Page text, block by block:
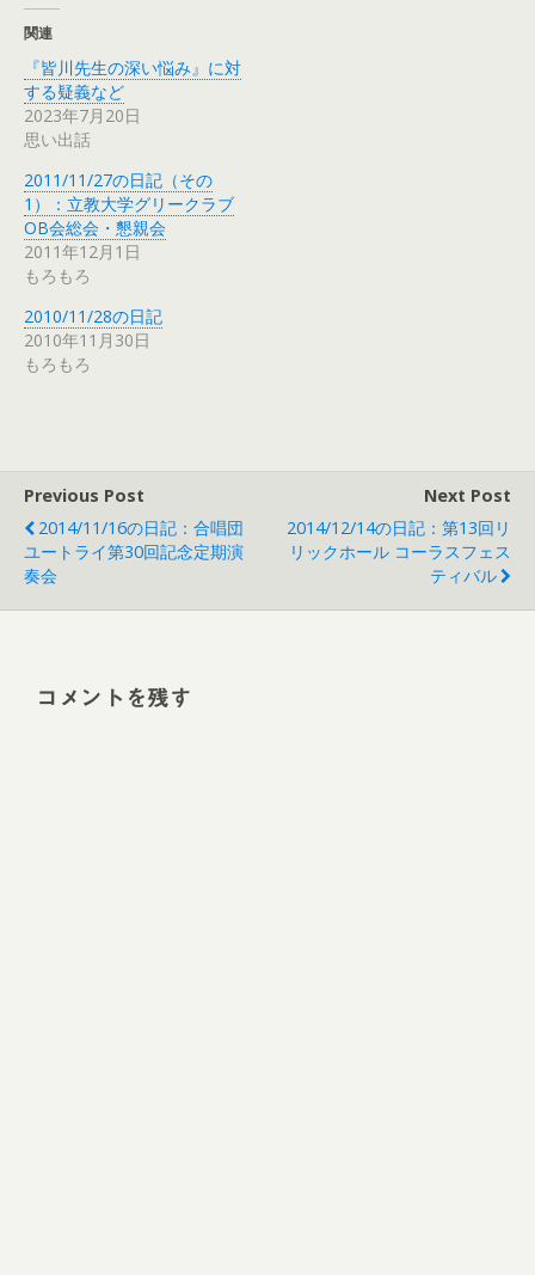
関連
『皆川先生の深い悩み』に対
する疑義など
2023年7月20日
思い出話
2011/11/27の日記（その
1）：立教大学グリークラブ
OB会総会・懇親会
2011年12月1日
もろもろ
2010/11/28の日記
2010年11月30日
もろもろ
Previous Post
2014/11/16の日記：合唱団
ユートライ第30回記念定期演
奏会
Next Post
2014/12/14の日記：第13回リ
リックホール コーラスフェス
ティバル
コメントを残す